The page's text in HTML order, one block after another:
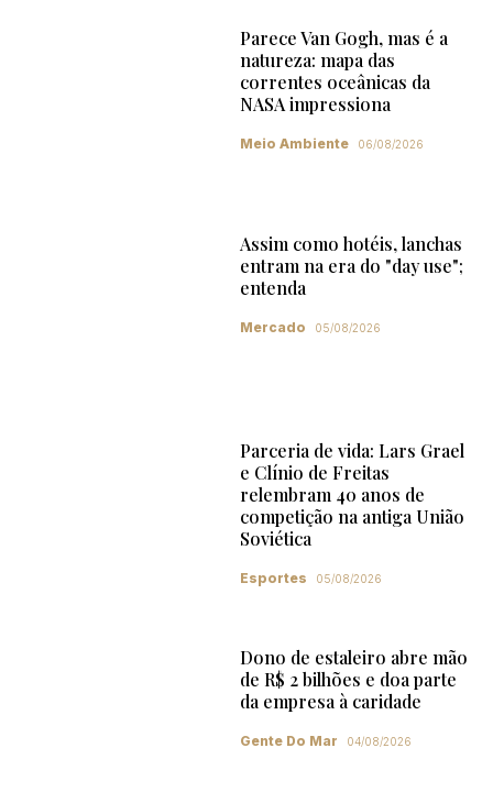
Parece Van Gogh, mas é a
natureza: mapa das
correntes oceânicas da
NASA impressiona
Meio Ambiente 06/08/2026
Assim como hotéis, lanchas
entram na era do "day use";
entenda
Mercado 05/08/2026
Parceria de vida: Lars Grael
e Clínio de Freitas
relembram 40 anos de
competição na antiga União
Soviética
Esportes 05/08/2026
Dono de estaleiro abre mão
de R$ 2 bilhões e doa parte
da empresa à caridade
Gente Do Mar 04/08/2026